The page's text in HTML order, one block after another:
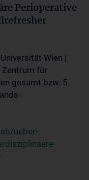
Perioperative
Wien |
Zentrum für
gesamt bzw. 5
ueber-